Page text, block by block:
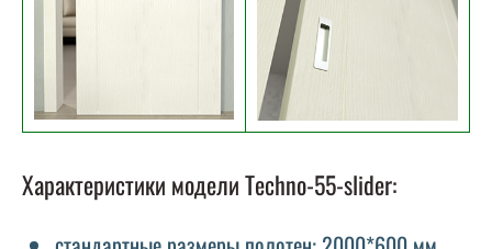
Характеристики модели Techno-55-slider: